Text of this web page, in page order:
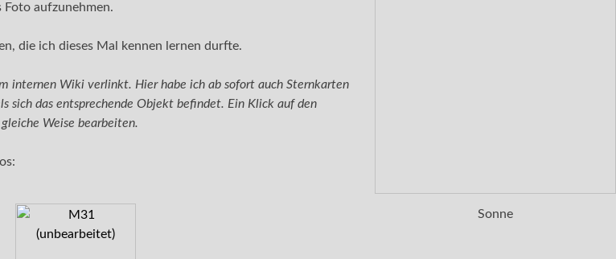
Sonne
Foto aufzunehmen.
die ich dieses Mal kennen lernen durfte.
internen Wiki verlinkt. Hier habe ich ab sofort auch Sternkarten
sich das entsprechende Objekt befindet. Ein Klick auf den
Weise bearbeiten.